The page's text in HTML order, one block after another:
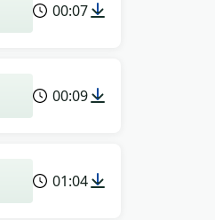
00:07
00:09
01:04